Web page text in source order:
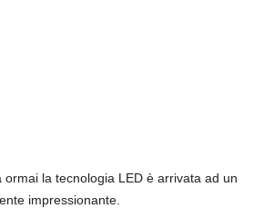
la tecnologia LED è arrivata ad un
impressionante.